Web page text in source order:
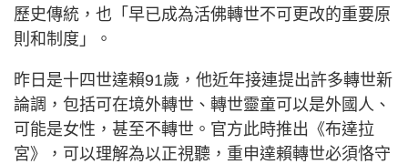
歷史傳統，也「早已成為活佛轉世不可更改的重要原
則和制度」。
昨日是十四世達賴91歲，他近年接連提出許多轉世新
論調，包括可在境外轉世、轉世靈童可以是外國人、
可能是女性，甚至不轉世。官方此時推出《布達拉
宮》，可以理解為以正視聽，重申達賴轉世必須恪守